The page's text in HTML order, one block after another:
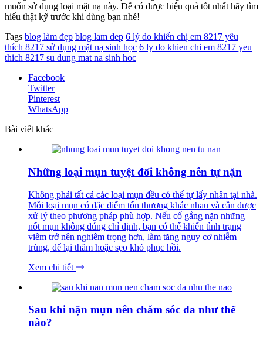
muốn sử dụng loại mặt nạ này. Để có được hiệu quả tốt nhất hãy tìm
hiểu thật kỹ trước khi dùng bạn nhé!
Tags blog làm đẹp blog lam dep 6 lý do khiến chị em 8217 yêu
thích 8217 sử dụng mặt nạ sinh học 6 ly do khien chi em 8217 yeu
thich 8217 su dung mat na sinh hoc
Facebook
Twitter
Pinterest
WhatsApp
Bài viết khác
Những loại mụn tuyệt đối không nên tự nặn
Không phải tất cả các loại mụn đều có thể tự lấy nhân tại nhà.
Mỗi loại mụn có đặc điểm tổn thương khác nhau và cần được
xử lý theo phương pháp phù hợp. Nếu cố gắng nặn những
nốt mụn không đúng chỉ định, bạn có thể khiến tình trạng
viêm trở nên nghiêm trọng hơn, làm tăng nguy cơ nhiễm
trùng, để lại thâm hoặc sẹo khó phục hồi.
Xem chi tiết
Sau khi nặn mụn nên chăm sóc da như thế
nào?